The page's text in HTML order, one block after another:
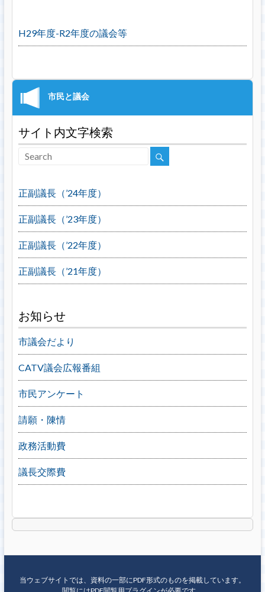
H29年度-R2年度の議会等
サイト内文字検索
正副議長（’24年度）
正副議長（’23年度）
正副議長（’22年度）
正副議長（’21年度）
お知らせ
市議会だより
CATV議会広報番組
市民アンケート
請願・陳情
政務活動費
議長交際費
当ウェブサイトでは、資料の一部にPDF形式のものを掲載しています。